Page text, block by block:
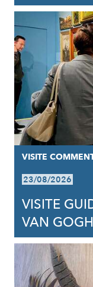
VISITE
23/08/2026
VISITE
VAN